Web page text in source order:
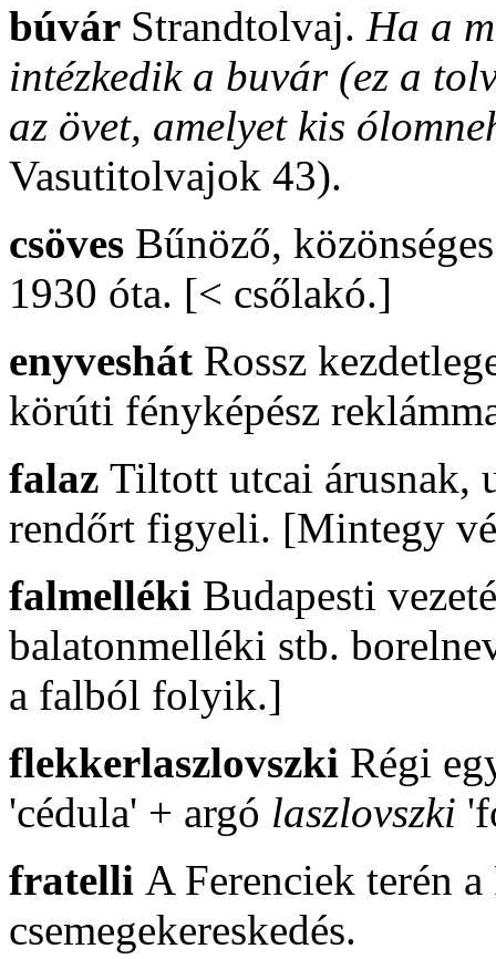
búvár Strandtolvaj. Ha a
intézkedik a buvár (ez a
az övet, amelyet kis
Vasutitolvajok 43).
csöves Bűnöző,
1930 óta. [< csőlakó.]
enyveshát Rossz
körúti fényképész
falaz Tiltott utcai árusnak,
rendőrt figyeli. [Mintegy
falmelléki Budapesti
balatonmelléki stb.
a falból folyik.]
flekkerlaszlovszki Régi
'cédula' + argó laszlovszki
fratelli A Ferenciek terén
csemegekereskedés.